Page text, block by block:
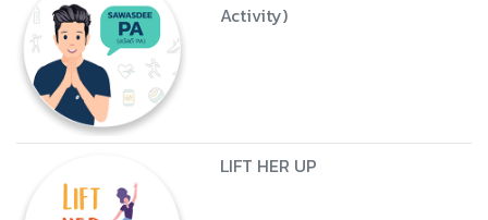
Activity)
LIFT HER UP